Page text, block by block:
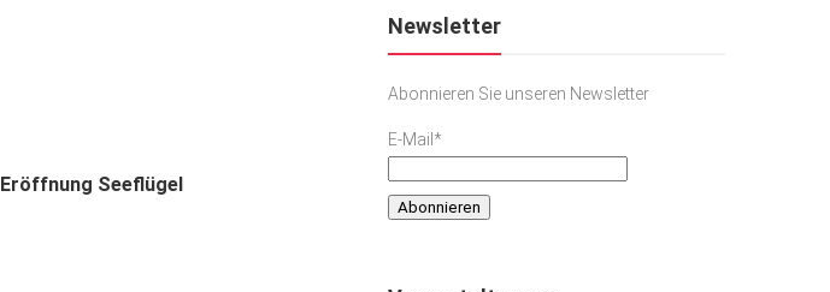
Eröffnung Seeflügel
Newsletter
Abonnieren Sie unseren Newsletter
E-Mail*